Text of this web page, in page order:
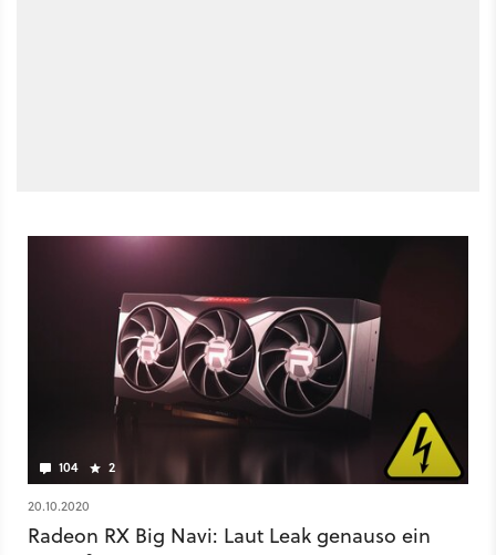
104 2
20.10.2020
Radeon RX Big Navi: Laut Leak genauso ein